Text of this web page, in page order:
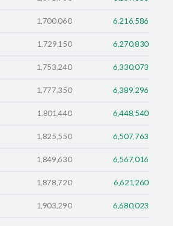
1,700,060 6,216,586
1,729,150 6,270,830
1,753,240 6,330,073
1,777,350 6,389,296
1,801,440 6,448,540
1,825,550 6,507,763
1,849,630 6,567,016
1,878,720 6,621,260
1,903,290 6,680,023